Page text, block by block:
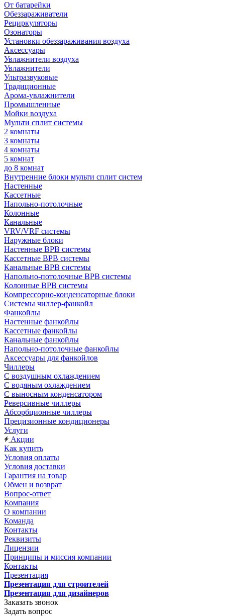
От батарейки
Обеззараживатели
Рециркуляторы
Озонаторы
Установки обеззараживания воздуха
Аксессуары
Увлажнители воздуха
Увлажнители
Ультразвуковые
Традиционные
Арома-увлажнители
Промышленные
Мойки воздуха
Мульти сплит системы
2 комнаты
3 комнаты
4 комнаты
5 комнат
до 8 комнат
Внутренние блоки мульти сплит систем
Настенные
Кассетные
Напольно-потолочные
Колонные
Канальные
VRV/VRF системы
Наружные блоки
Настенные ВРВ системы
Кассетные ВРВ системы
Канальные ВРВ системы
Напольно-потолочные ВРВ системы
Колонные ВРВ системы
Компрессорно-конденсаторные блоки
Системы чиллер-фанкойл
Фанкойлы
Настенные фанкойлы
Кассетные фанкойлы
Канальные фанкойлы
Напольно-потолочные фанкойлы
Аксессуары для фанкойлов
Чиллеры
С воздушным охлаждением
С водяным охлаждением
С выносным конденсатором
Реверсивные чиллеры
Абсорбционные чиллеры
Прецизионные кондиционеры
Услуги
Акции
Как купить
Условия оплаты
Условия доставки
Гарантия на товар
Обмен и возврат
Вопрос-ответ
Компания
О компании
Команда
Контакты
Реквизиты
Лицензии
Принципы и миссия компании
Контакты
Презентация
Презентация для строителей
Презентация для дизайнеров
Заказать звонок
Задать вопрос